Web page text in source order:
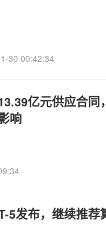
30 00:42:34
亿元供应合同
响
5发布，继续推